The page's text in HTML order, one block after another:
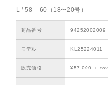
L / 58 – 60（18〜20号）
商品番号 94252002009
モデル KL25224011
販売価格 ¥57,000 ＋ tax